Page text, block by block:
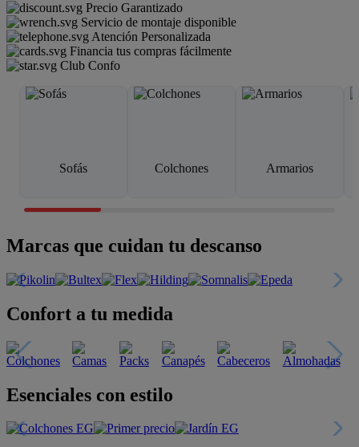
Precio Garantizado
Servicio de montaje disponible
Atención Personalizada
Financia tus compras fácilmente
Club Confo
Sofás Colchones Armarios
Marcas que cuidan tu descanso
Confort a tu medida
Esenciales con estilo